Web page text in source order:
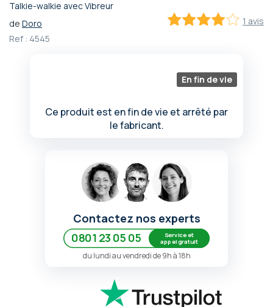
Talkie-walkie avec Vibreur
1 avis
de Doro
Ref : 4545
En fin de vie
Ce produit est en fin de vie et arrêté par
le fabricant.
Passer
au
début
Contactez nos experts
0801 23 05 05
Service et
appel gratuit
du lundi au vendredi de 9h à 18h